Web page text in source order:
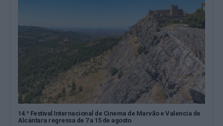
14.º Festival Internacional de Cinema de Marvão e Valencia de
Alcántara regressa de 7 a 15 de agosto